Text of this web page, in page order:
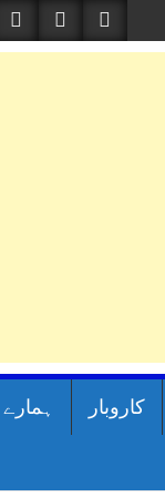
کاروبار